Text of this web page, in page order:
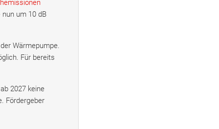
um 10 dB
Wärmepumpe.
Für bereits
2027 keine
Fördergeber